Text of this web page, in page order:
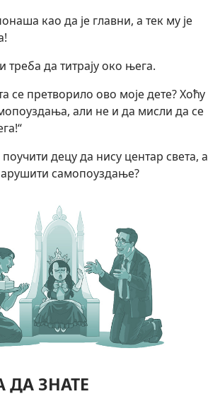
као да је главни, а тек му је
треба да титрају око њега.
се претворило ово моје дете? Хоћу
али не и да мисли да се
децу да нису центар света, а
самопоуздање?
ДА ЗНАТЕ